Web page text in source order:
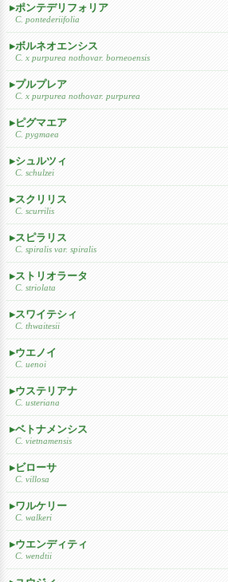
ポンテデリフォリア
C. pontederiifolia
ボルネオエンシス
C. x purpurea nothovar. borneoensis
プルプレア
C. x purpurea nothovar. purpurea
ピグマエア
C. pygmaea
シュルツィ
C. schulzei
スクリリス
C. scurrilis
スピラリス
C. spiralis var. spiralis
ストリオラータ
C. striolata
スワイテシィ
C. thwaitesii
ウエノイ
C. uenoi
ウステリアナ
C. usteriana
ベトナメンシス
C. vietnamensis
ビローサ
C. villosa
ワルケリー
C. walkeri
ウエンディティ
C. wendtii